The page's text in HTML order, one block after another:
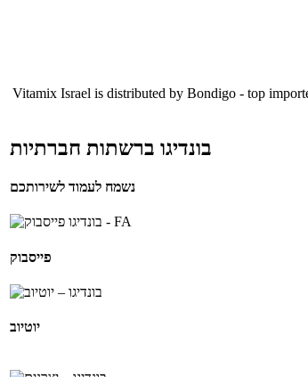
Vitamix Israel is distributed by Bondigo - top
בונדיגו ברשתות חברתיות
נשמח לעמוד לשירותכם
פייסבוק
יוטיוב